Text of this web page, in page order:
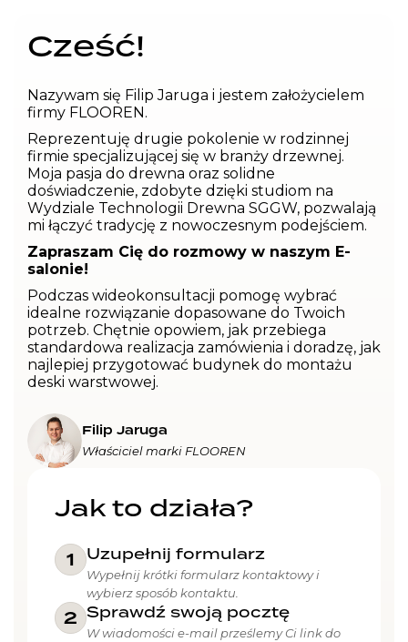
Cześć!
Nazywam się Filip Jaruga i jestem założycielem
firmy FLOOREN.
Reprezentuję drugie pokolenie w rodzinnej
firmie specjalizującej się w branży drzewnej.
Moja pasja do drewna oraz solidne
doświadczenie, zdobyte dzięki studiom na
Wydziale Technologii Drewna SGGW, pozwalają
mi łączyć tradycję z nowoczesnym podejściem.
Zapraszam Cię do rozmowy w naszym E-
salonie!
Podczas wideokonsultacji pomogę wybrać
idealne rozwiązanie dopasowane do Twoich
potrzeb. Chętnie opowiem, jak przebiega
standardowa realizacja zamówienia i doradzę, jak
najlepiej przygotować budynek do montażu
deski warstwowej.
Filip Jaruga
Właściciel marki FLOOREN
Jak to działa?
1 Uzupełnij formularz
Wypełnij krótki formularz kontaktowy i
wybierz sposób kontaktu.
2 Sprawdź swoją pocztę
W wiadomości e-mail prześlemy Ci link do